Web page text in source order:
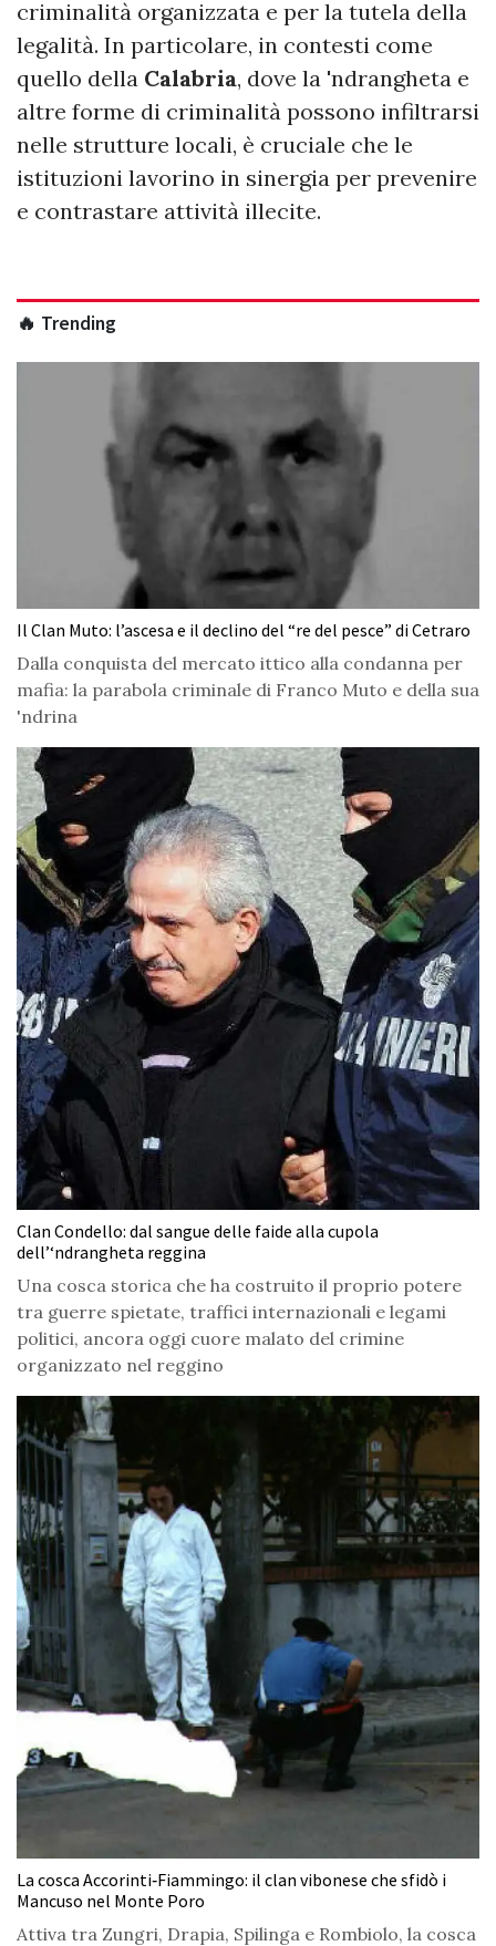
criminalità organizzata e per la tutela della
legalità. In particolare, in contesti come
quello della Calabria, dove la 'ndrangheta e
altre forme di criminalità possono infiltrarsi
nelle strutture locali, è cruciale che le
istituzioni lavorino in sinergia per prevenire
e contrastare attività illecite.
🔥 Trending
Il Clan Muto: l’ascesa e il declino del “re del pesce” di Cetraro
Dalla conquista del mercato ittico alla condanna per
mafia: la parabola criminale di Franco Muto e della sua
'ndrina
Clan Condello: dal sangue delle faide alla cupola
dell’‘ndrangheta reggina
Una cosca storica che ha costruito il proprio potere
tra guerre spietate, traffici internazionali e legami
politici, ancora oggi cuore malato del crimine
organizzato nel reggino
La cosca Accorinti‑Fiammingo: il clan vibonese che sfidò i
Mancuso nel Monte Poro
Attiva tra Zungri, Drapia, Spilinga e Rombiolo, la cosca